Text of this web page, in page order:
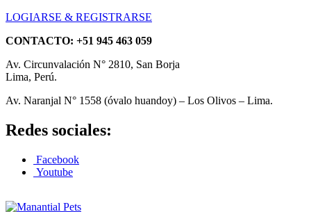
LOGIARSE & REGISTRARSE
CONTACTO: +51 945 463 059
Av. Circunvalación N° 2810, San Borja
Lima, Perú.
Av. Naranjal N° 1558 (óvalo huandoy) – Los Olivos – Lima.
Redes sociales:
Facebook
Youtube